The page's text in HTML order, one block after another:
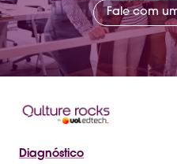
Fale com
Diagnóstico